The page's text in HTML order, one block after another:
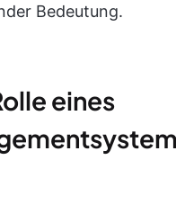
Bedeutung.
eines